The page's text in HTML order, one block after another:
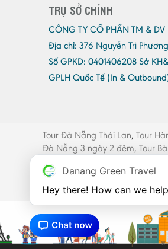
TRỤ SỞ CHÍNH
CÔNG TY CỔ PHẦN TM &
Địa chỉ: 376 Nguyễn Tri
Số GPKD: 0401406208 Sở
GPLH Quốc Tế (In &
Tour Đà Nẵng Thái Lan, Tour
Đà Nẵng 3 ngày 2 đêm, Tour
Thang máy
Website có sử dụng
Danang Green Travel
Hey there! How can we